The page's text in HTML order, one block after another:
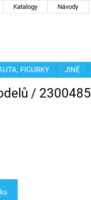
Katalogy Návody
FIGURKY JINÉ
/ 2300485